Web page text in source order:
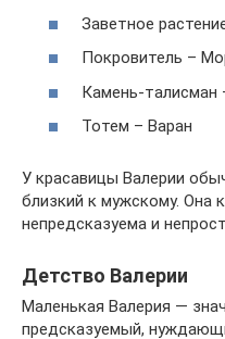
Заветное
Покровитель –
Камень-талисман
Тотем – Варан
У красавицы Валерии
близкий к мужскому. Она
непредсказуема и
Детство Валерии
Маленькая Валерия —
предсказуемый,